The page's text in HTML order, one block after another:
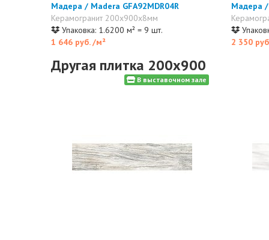
Мадера / Madera GFA92MDR04R
Керамогранит 200x900x8мм
Упаковка: 1.6200 м² = 9 шт.
1 646 руб./м²
Мадера /
2 350
Другая плитка 200x900
В выставочном зале